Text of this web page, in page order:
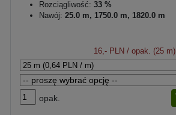
Rozciągliwość: 33 %
Nawój: 25.0 m, 1750.0 m, 1820.0 m
16,- PLN / opak. (25 m)
opak.